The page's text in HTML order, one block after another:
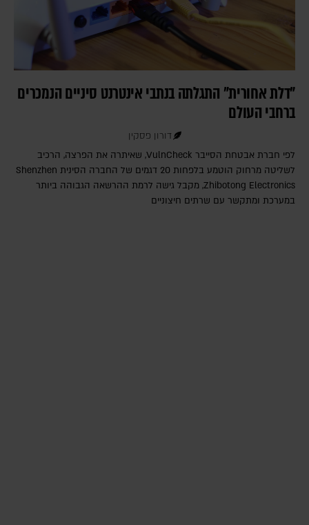
"דלת אחורית" התגלתה בנתבי אינטרנט סיניים הנמכרים
ברחבי העולם
דורון פסקין
לפי חברת אבטחת הסייבר VulnCheck‎, שאיתרה את הפרצה, הרכיב
לשליטה מרחוק הוטמע בלפחות 20 דגמים של החברה הסינית Shenzhen
Zhibotong Electronics‎, מקבל גישה לרמת ההרשאה הגבוהה ביותר
במערכת ומתקשר עם שרתים חיצוניים